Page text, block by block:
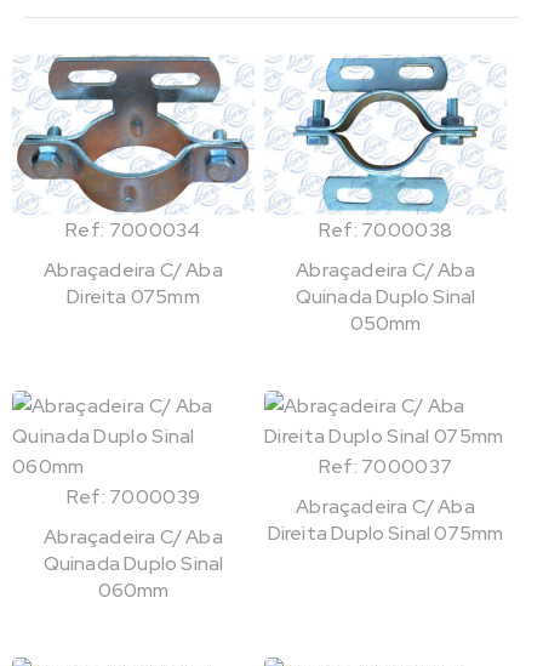
Ref: 7000034
Abraçadeira C/ Aba
Direita 075mm
Ref: 7000038
Abraçadeira C/ Aba
Quinada Duplo Sinal
050mm
Ref: 7000039
Abraçadeira C/ Aba
Quinada Duplo Sinal
060mm
Ref: 7000037
Abraçadeira C/ Aba
Direita Duplo Sinal 075mm